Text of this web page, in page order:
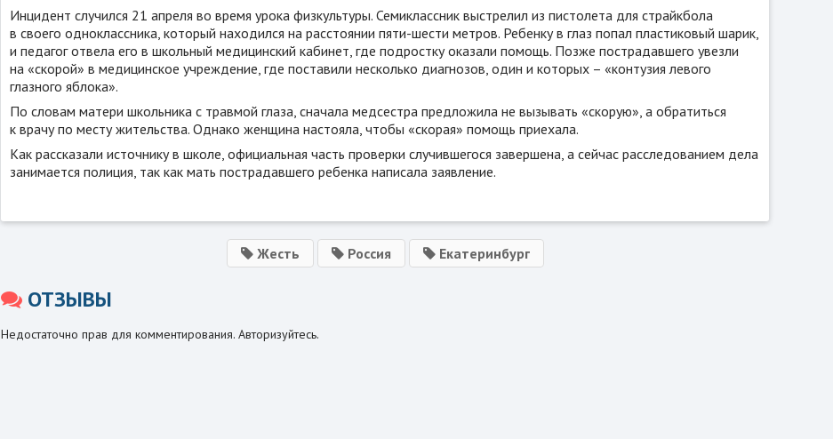
Инцидент случился 21 апреля во время урока физкультуры. Семиклассник выстрелил из пистолета для страйкбола
в своего одноклассника, который находился на расстоянии пяти-шести метров. Ребенку в глаз попал пластиковый шарик,
и педагог отвела его в школьный медицинский кабинет, где подростку оказали помощь. Позже пострадавшего увезли
на «скорой» в медицинское учреждение, где поставили несколько диагнозов, один и которых – «контузия левого
глазного яблока».
По словам матери школьника с травмой глаза, сначала медсестра предложила не вызывать «скорую», а обратиться
к врачу по месту жительства. Однако женщина настояла, чтобы «скорая» помощь приехала.
Как рассказали источнику в школе, официальная часть проверки случившегося завершена, а сейчас расследованием дела
занимается полиция, так как мать пострадавшего ребенка написала заявление.
Жесть Россия Екатеринбург
ОТЗЫВЫ
Недостаточно прав для комментирования. Авторизуйтесь.